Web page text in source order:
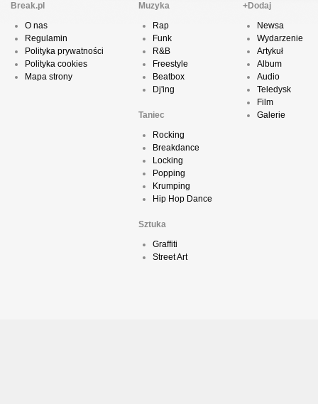
Break.pl
O nas
Regulamin
Polityka prywatności
Polityka cookies
Mapa strony
Muzyka
Rap
Funk
R&B
Freestyle
Beatbox
Dj'ing
Taniec
Rocking
Breakdance
Locking
Popping
Krumping
Hip Hop Dance
Sztuka
Graffiti
Street Art
+Dodaj
Newsa
Wydarzenie
Artykuł
Album
Audio
Teledysk
Film
Galerie